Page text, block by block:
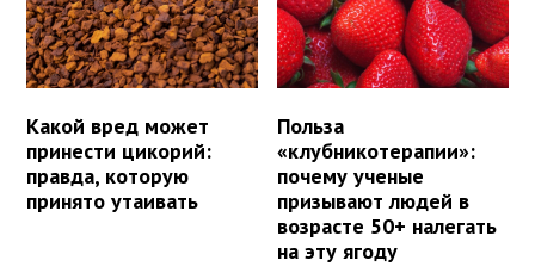
Какой вред может
принести цикорий:
правда, которую
принято утаивать
Польза
«клубникотерапии»:
почему ученые
призывают людей в
возрасте 50+ налегать
на эту ягоду